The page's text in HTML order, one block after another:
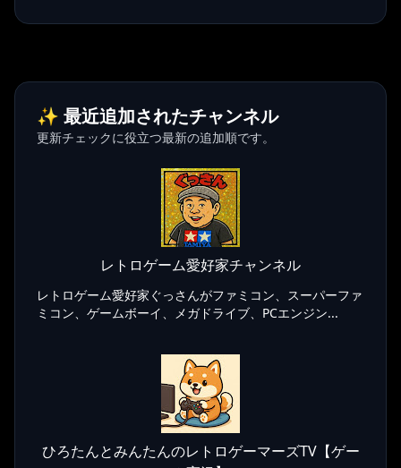
✨ 最近追加されたチャンネル
更新チェックに役立つ最新の追加順です。
レトロゲーム愛好家チャンネル
レトロゲーム愛好家ぐっさんがファミコン、スーパーファ
ミコン、ゲームボーイ、メガドライブ、PCエンジン...
ひろたんとみんたんのレトロゲーマーズTV【ゲー